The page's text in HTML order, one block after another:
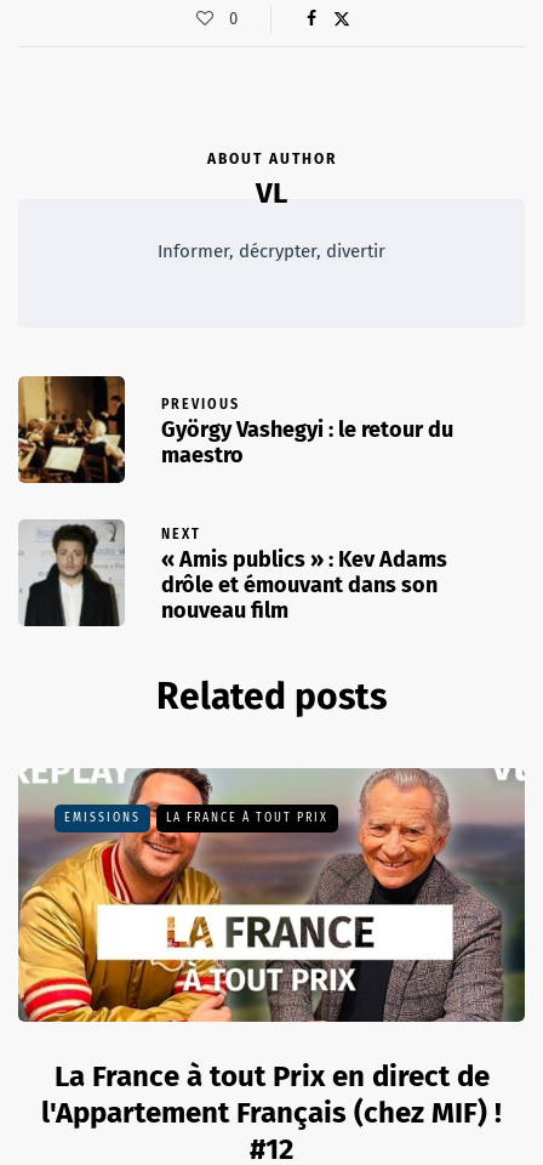
0
ABOUT AUTHOR
VL
Informer, décrypter, divertir
PREVIOUS
György Vashegyi : le retour du
maestro
NEXT
« Amis publics » : Kev Adams
drôle et émouvant dans son
nouveau film
Related posts
EMISSIONS LA FRANCE À TOUT PRIX
La France à tout Prix en direct de
l'Appartement Français (chez MIF) !
#12